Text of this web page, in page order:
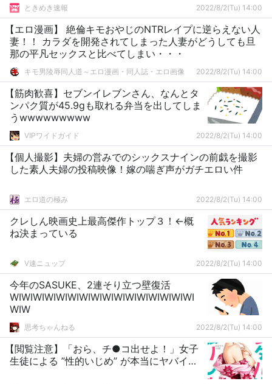
ときめき速報 2022/8/2(Tu) 14:00
【エロ漫画】 絶倫キモおやじのNTRレイプに逆らえない人
妻！！ カラダを開発されてしまった人妻がどうしても旦
那の平凡セックスと比べてしまい・・・
キモ男陵辱同人道～エロ漫画・同人誌・エロ画像 2022/8/2(Tu) 14:00
【筋肉歓喜】セブンイレブンさん、なんとタ
ンパク質が45.9gも取れる弁当を出してしま
うwwwwwwwww
VIPワイドガイド 2022/8/2(Tu) 14:00
【個人撮影】夫婦の営みでのシックスナインの前戯を撮影
した素人夫婦の投稿映像！嫁の喘ぎ声がガチエロい件
エロ道の極み 2022/8/2(Tu) 14:00
クレしん映画史上最高傑作トップ３！←概
ね決まっている
V速ニュップ 2022/8/2(Tu) 14:00
今年のSASUKE、2連そり立つ壁復活
WIWIWIWIWIWIWIWIWIWIWIWIWIWIWIWI
WIW
思考ちゃんねる 2022/8/2(Tu) 14:00
【閲覧注意】「おら、チ●コ出せよ！」女子
生徒による ”性的いじめ” が本当にヤバイ…